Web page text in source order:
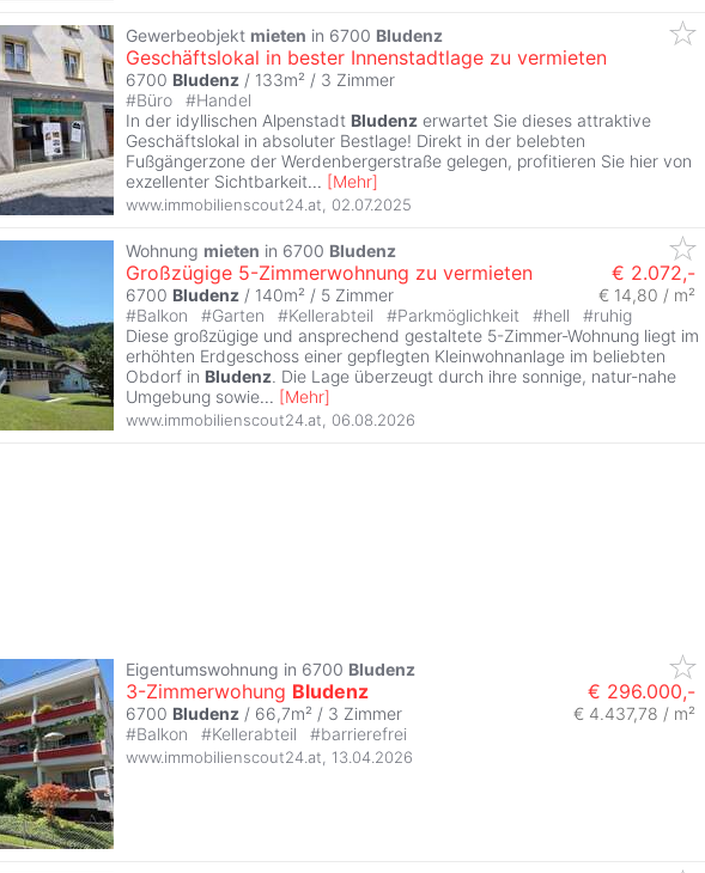
Gewerbeobjekt mieten in 6700 Bludenz
Geschäftslokal in bester Innenstadtlage zu vermieten
6700 Bludenz / 133m² / 3 Zimmer
#Büro #Handel
In der idyllischen Alpenstadt Bludenz erwartet Sie dieses attraktive
Geschäftslokal in absoluter Bestlage! Direkt in der belebten
Fußgängerzone der Werdenbergerstraße gelegen, profitieren Sie hier von
exzellenter Sichtbarkeit... [Mehr]
www.immobilienscout24.at 02.07.2025
Wohnung mieten in 6700 Bludenz
Großzügige 5-Zimmerwohnung zu vermieten € 2.072,-
6700 Bludenz / 140m² / 5 Zimmer
€ 14,80 / m²
#Balkon #Garten #Kellerabteil #Parkmöglichkeit #hell #ruhig
Diese großzügige und ansprechend gestaltete 5-Zimmer-Wohnung liegt im
erhöhten Erdgeschoss einer gepflegten Kleinwohnanlage im beliebten
Obdorf in Bludenz. Die Lage überzeugt durch ihre sonnige, natur-nahe
Umgebung sowie... [Mehr]
www.immobilienscout24.at 06.08.2026
Eigentumswohnung in 6700 Bludenz
3-Zimmerwohung Bludenz € 296.000,-
6700 Bludenz / 66,7m² / 3 Zimmer
€ 4.437,78 / m²
#Balkon #Kellerabteil #barrierefrei
www.immobilienscout24.at 13.04.2026